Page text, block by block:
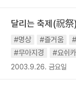
달리는 축제(祝祭)
#명상 #즐거움
#무아지경
#요쉬
2003.9.26. 금요일